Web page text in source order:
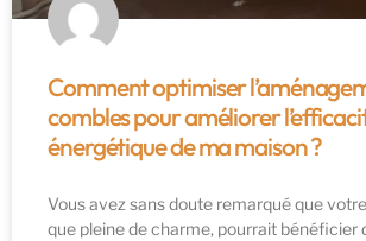
Comment optimiser
combles pour améliorer
énergétique de ma maison ?
Vous avez sans doute remarqué que
que pleine de charme, pourrait bénéficier